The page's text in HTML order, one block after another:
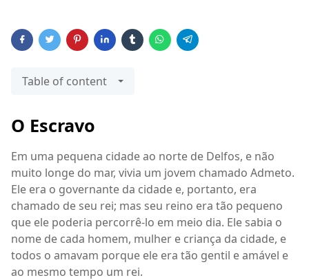
Table of content
O Escravo
Em uma pequena cidade ao norte de Delfos, e não
muito longe do mar, vivia um jovem chamado Admeto.
Ele era o governante da cidade e, portanto, era
chamado de seu rei; mas seu reino era tão pequeno
que ele poderia percorrê-lo em meio dia. Ele sabia o
nome de cada homem, mulher e criança da cidade, e
todos o amavam porque ele era tão gentil e amável e
ao mesmo tempo um rei.